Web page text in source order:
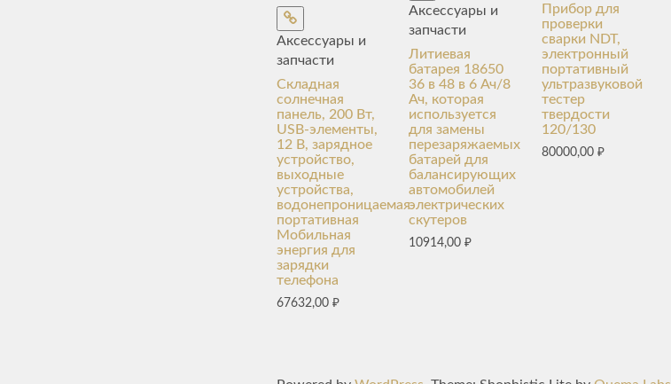
Аксессуары и
запчасти
Складная
солнечная
панель, 200 Вт,
USB-элементы,
12 В, зарядное
устройство,
выходные
устройства,
водонепроницаемая
портативная
Мобильная
энергия для
зарядки
телефона
67632,00 ₽
Аксессуары и
запчасти
Литиевая
батарея 18650
36 в 48 в 6 Ач/8
Ач, которая
используется
для замены
перезаряжаемых
батарей для
балансирующих
автомобилей
электрических
скутеров
10914,00₽
Прибор для
проверки
сварки NDT,
электронный
портативный
ультразвуковой
тестер
твердости
120/130
80000,00 ₽